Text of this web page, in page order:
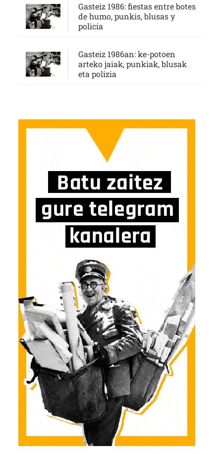
Gasteiz 1986: fiestas entre botes
de humo, punkis, blusas y
policía
Gasteiz 1986an: ke-potoen
arteko jaiak, punkiak, blusak
eta polizia